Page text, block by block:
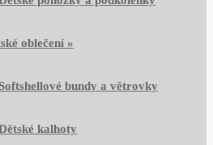
oblečení »
Softshellové bundy a větrovky
kalhoty